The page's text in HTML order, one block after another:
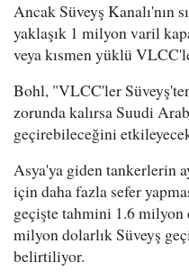
Ancak Süveyş Kanalı'nın
yaklaşık 1 milyon varil
veya kısmen yüklü
Bohl, "VLCC'ler
zorunda kalırsa Suudi
geçirebileceğini
Asya'ya giden tankerlerin
için daha fazla sefer
geçişte tahmini 1.6 milyon
milyon dolarlık Süveyş
belirtiliyor.